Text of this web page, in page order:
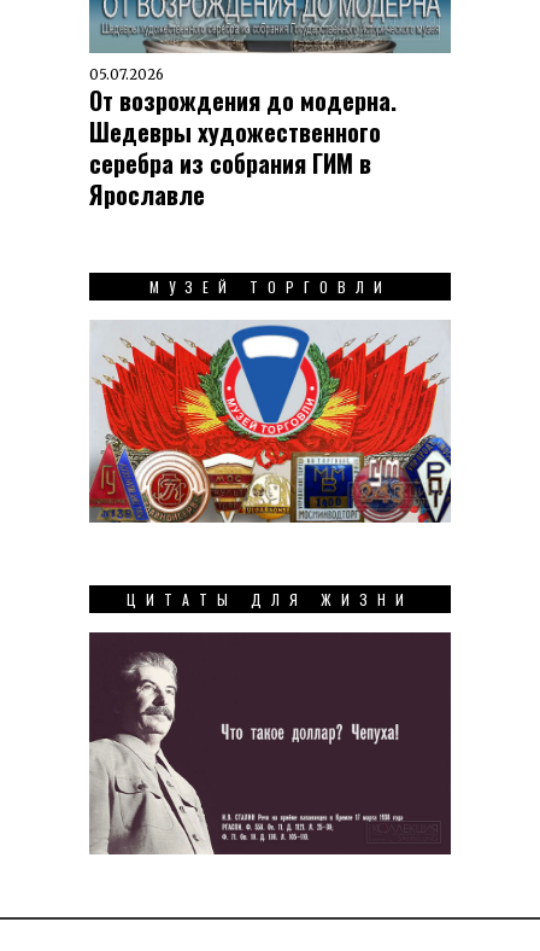
05.07.2026
От возрождения до модерна.
Шедевры художественного
серебра из собрания ГИМ в
Ярославле
МУЗЕЙ ТОРГОВЛИ
ЦИТАТЫ ДЛЯ ЖИЗНИ